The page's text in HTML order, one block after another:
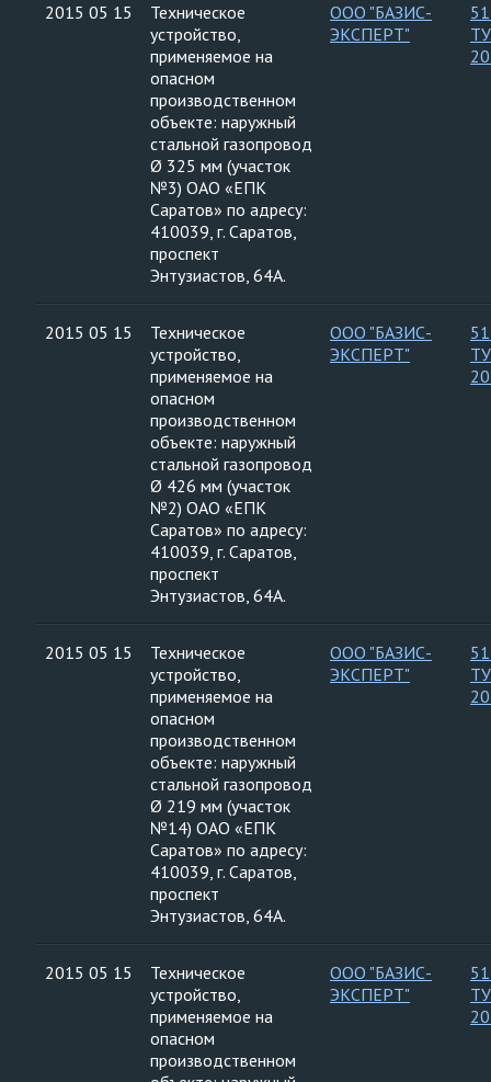
2015 05 15
Техническое
устройство,
применяемое на
опасном
производственном
объекте: наружный
стальной газопровод
Ø 325 мм (участок
№3) ОАО «ЕПК
Саратов» по адресу:
410039, г. Саратов,
проспект
Энтузиастов, 64А.
ООО "БАЗИС-
ЭКСПЕРТ"
2015 05 15
Техническое
устройство,
применяемое на
опасном
производственном
объекте: наружный
стальной газопровод
Ø 426 мм (участок
№2) ОАО «ЕПК
Саратов» по адресу:
410039, г. Саратов,
проспект
Энтузиастов, 64А.
ООО "БАЗИС-
ЭКСПЕРТ"
2015 05 15
Техническое
устройство,
применяемое на
опасном
производственном
объекте: наружный
стальной газопровод
Ø 219 мм (участок
№14) ОАО «ЕПК
Саратов» по адресу:
410039, г. Саратов,
проспект
Энтузиастов, 64А.
ООО "БАЗИС-
ЭКСПЕРТ"
2015 05 15
Техническое
устройство,
применяемое на
опасном
производственном
ООО "БАЗИС-
ЭКСПЕРТ"